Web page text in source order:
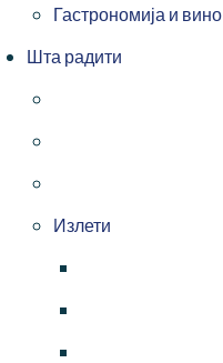
Гастрономија и вино
Шта радити
Излети